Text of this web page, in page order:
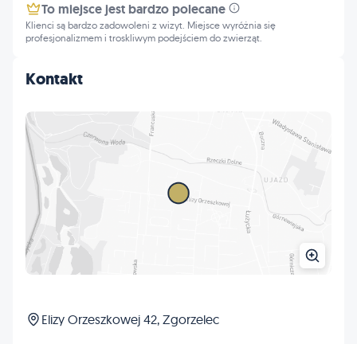
Kontakt
Elizy Orzeszkowej 42, Zgorzelec
To miejsce jest bardzo polecane
Klienci są bardzo zadowoleni z wizyt. Miejsce wyróżnia się
profesjonalizmem i troskliwym podejściem do zwierząt.